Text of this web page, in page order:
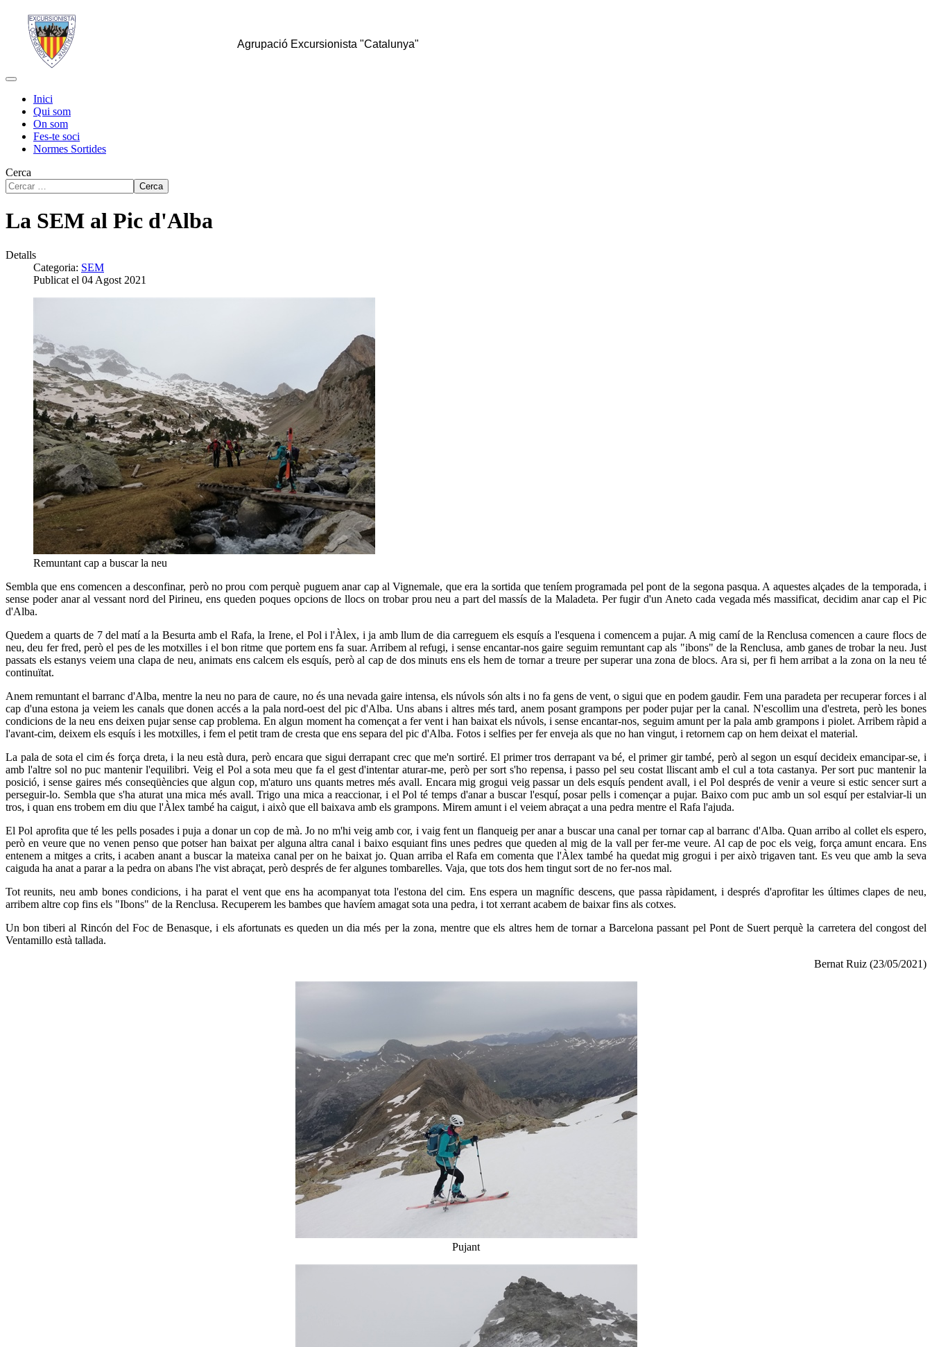
Agrupació Excursionista "Catalunya"
Inici
Qui som
On som
Fes-te soci
Normes Sortides
Cerca
Cerca
La SEM al Pic d'Alba
Detalls
Categoria: SEM
Publicat el 04 Agost 2021
Remuntant cap a buscar la neu
Sembla que ens comencen a desconfinar, però no prou com perquè puguem anar cap al Vignemale, que era la sortida que teníem programada pel pont de la segona pasqua. A aquestes alçades de la temporada, i
sense poder anar al vessant nord del Pirineu, ens queden poques opcions de llocs on trobar prou neu a part del massís de la Maladeta. Per fugir d'un Aneto cada vegada més massificat, decidim anar cap el Pic
d'Alba.
Quedem a quarts de 7 del matí a la Besurta amb el Rafa, la Irene, el Pol i l'Àlex, i ja amb llum de dia carreguem els esquís a l'esquena i comencem a pujar. A mig camí de la Renclusa comencen a caure flocs de
neu, deu fer fred, però el pes de les motxilles i el bon ritme que portem ens fa suar. Arribem al refugi, i sense encantar-nos gaire seguim remuntant cap als "ibons" de la Renclusa, amb ganes de trobar la neu. Just
passats els estanys veiem una clapa de neu, animats ens calcem els esquís, però al cap de dos minuts ens els hem de tornar a treure per superar una zona de blocs. Ara si, per fi hem arribat a la zona on la neu té
continuïtat.
Anem remuntant el barranc d'Alba, mentre la neu no para de caure, no és una nevada gaire intensa, els núvols són alts i no fa gens de vent, o sigui que en podem gaudir. Fem una paradeta per recuperar forces i al
cap d'una estona ja veiem les canals que donen accés a la pala nord-oest del pic d'Alba. Uns abans i altres més tard, anem posant grampons per poder pujar per la canal. N'escollim una d'estreta, però les bones
condicions de la neu ens deixen pujar sense cap problema. En algun moment ha començat a fer vent i han baixat els núvols, i sense encantar-nos, seguim amunt per la pala amb grampons i piolet. Arribem ràpid a
l'avant-cim, deixem els esquís i les motxilles, i fem el petit tram de cresta que ens separa del pic d'Alba. Fotos i selfies per fer enveja als que no han vingut, i retornem cap on hem deixat el material.
La pala de sota el cim és força dreta, i la neu està dura, però encara que sigui derrapant crec que me'n sortiré. El primer tros derrapant va bé, el primer gir també, però al segon un esquí decideix emancipar-se, i
amb l'altre sol no puc mantenir l'equilibri. Veig el Pol a sota meu que fa el gest d'intentar aturar-me, però per sort s'ho repensa, i passo pel seu costat lliscant amb el cul a tota castanya. Per sort puc mantenir la
posició, i sense gaires més conseqüències que algun cop, m'aturo uns quants metres més avall. Encara mig grogui veig passar un dels esquís pendent avall, i el Pol després de venir a veure si estic sencer surt a
perseguir-lo. Sembla que s'ha aturat una mica més avall. Trigo una mica a reaccionar, i el Pol té temps d'anar a buscar l'esquí, posar pells i començar a pujar. Baixo com puc amb un sol esquí per estalviar-li un
tros, i quan ens trobem em diu que l'Àlex també ha caigut, i això que ell baixava amb els grampons. Mirem amunt i el veiem abraçat a una pedra mentre el Rafa l'ajuda.
El Pol aprofita que té les pells posades i puja a donar un cop de mà. Jo no m'hi veig amb cor, i vaig fent un flanqueig per anar a buscar una canal per tornar cap al barranc d'Alba. Quan arribo al collet els espero,
però en veure que no venen penso que potser han baixat per alguna altra canal i baixo esquiant fins unes pedres que queden al mig de la vall per fer-me veure. Al cap de poc els veig, força amunt encara. Ens
entenem a mitges a crits, i acaben anant a buscar la mateixa canal per on he baixat jo. Quan arriba el Rafa em comenta que l'Àlex també ha quedat mig grogui i per això trigaven tant. Es veu que amb la seva
caiguda ha anat a parar a la pedra on abans l'he vist abraçat, però després de fer algunes tombarelles. Vaja, que tots dos hem tingut sort de no fer-nos mal.
Tot reunits, neu amb bones condicions, i ha parat el vent que ens ha acompanyat tota l'estona del cim. Ens espera un magnífic descens, que passa ràpidament, i després d'aprofitar les últimes clapes de neu,
arribem altre cop fins els "Ibons" de la Renclusa. Recuperem les bambes que havíem amagat sota una pedra, i tot xerrant acabem de baixar fins als cotxes.
Un bon tiberi al Rincón del Foc de Benasque, i els afortunats es queden un dia més per la zona, mentre que els altres hem de tornar a Barcelona passant pel Pont de Suert perquè la carretera del congost del
Ventamillo està tallada.
Bernat Ruiz (23/05/2021)
Pujant